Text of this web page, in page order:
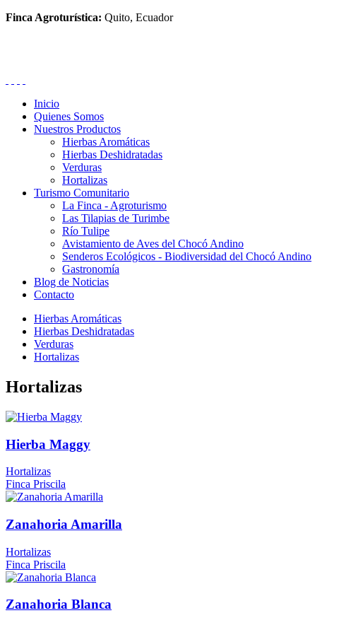
Finca Agroturística: Quito, Ecuador
Inicio
Quienes Somos
Nuestros Productos
Hierbas Aromáticas
Hierbas Deshidratadas
Verduras
Hortalizas
Turismo Comunitario
La Finca - Agroturismo
Las Tilapias de Turimbe
Río Tulipe
Avistamiento de Aves del Chocó Andino
Senderos Ecológicos - Biodiversidad del Chocó Andino
Gastronomía
Blog de Noticias
Contacto
Hierbas Aromáticas
Hierbas Deshidratadas
Verduras
Hortalizas
Hortalizas
Hierba Maggy
Hortalizas
Finca Priscila
Zanahoria Amarilla
Hortalizas
Finca Priscila
Zanahoria Blanca